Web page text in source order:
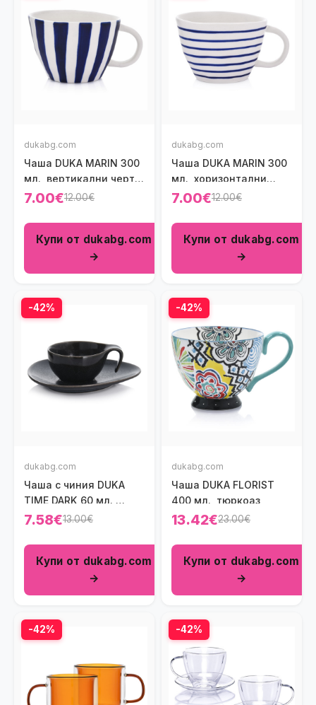
dukabg.com
Чаша DUKA MARIN 300
мл., вертикални черти,
син
7.00€12.00€
Купи от dukabg.com
→
dukabg.com
Чаша DUKA MARIN 300
мл., хоризонтални
тънки черти, син
7.00€12.00€
Купи от dukabg.com
→
-42%
dukabg.com
Чаша с чиния DUKA
TIME DARK 60 мл.,
черен
7.58€13.00€
Купи от dukabg.com
→
-42%
dukabg.com
Чаша DUKA FLORIST
400 мл., тюркоаз
13.42€23.00€
Купи от dukabg.com
→
-42% -42%